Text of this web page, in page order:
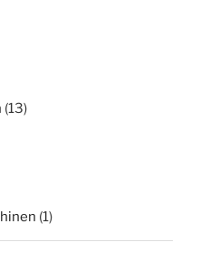
(13)
(1)